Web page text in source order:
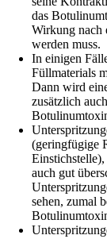
das
Wirkung nach
werden muss.
In einigen
Füllmaterials
Dann wird
zusätzlich
(geringfügige
auch gut
sehen, zumal